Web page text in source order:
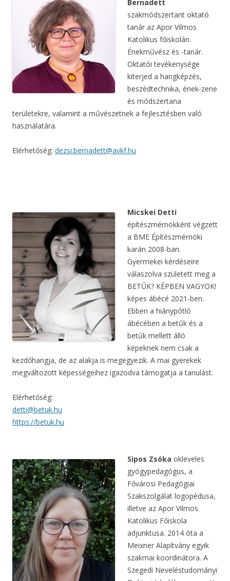
Bernadett
szakmódszertant oktató
tanár az Apor Vilmos
Katolikus főiskolán.
Énekművész és -tanár.
Oktatói tevékenysége
kiterjed a hangképzés,
beszédtechnika, ének-zene
és módszertana
területekre, valamint a művészetnek a fejlesztésben való
használatára.
Elérhetőség: dezsi.bernadett@avkf.hu
Micskei Detti
építészmérnökként végzett
a BME Építészmérnöki
karán 2008-ban.
Gyermekei kérdéseire
válaszolva született meg a
BETŰK? KÉPBEN VAGYOK!
képes ábécé 2021-ben.
Ebben a hiánypótló
ábécében a betűk és a
betűk mellett álló
képeknek nem csak a
kezdőhangja, de az alakja is megegyezik. A mai gyerekek
megváltozott képességeihez igazodva támogatja a tanulást.
Elérhetőség:
detti@betuk.hu
https://betuk.hu
Sipos Zsóka okleveles
gyógypedagógus, a
Fővárosi Pedagógiai
Szakszolgálat logopédusa,
illetve az Apor Vilmos
Katolikus Főiskola
adjunktusa. 2014 óta a
Meixner Alapítvány egyik
szakmai koordinátora. A
Szegedi Neveléstudományi